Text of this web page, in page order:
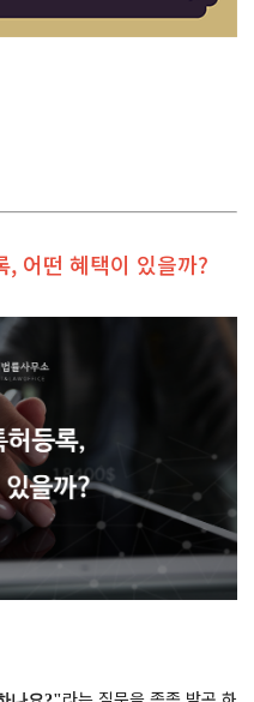
, 어떤 혜택이 있을까?